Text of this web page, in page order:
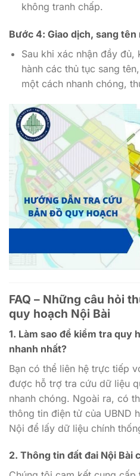
không tranh chấp.
Bước 4: Giao dịch, sang tên
Sau khi xác nhận đầy đủ,
hành các thủ tục sang
một cách nhanh chóng,
FAQ – Những câu hỏi
quy hoạch Nội Bài
1. Làm sao để kiểm tra quy
nhanh nhất?
Bạn có thể liên hệ trực tiếp
được hỗ trợ tra cứu dữ liệu
nhanh chóng. Ngoài ra, có
thông tin điện tử của UBND
Nội để lấy dữ liệu chính
2. Thông tin đất đai Nội Bài